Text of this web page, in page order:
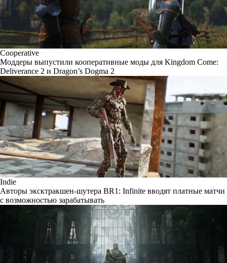
Cooperative
Моддеры выпустили кооперативные моды для Kingdom Come:
Deliverance 2 и Dragon’s Dogma 2
Indie
Авторы эксктракшен-шутера BR1: Infinite вводят платные матчи
с возможностью зарабатывать